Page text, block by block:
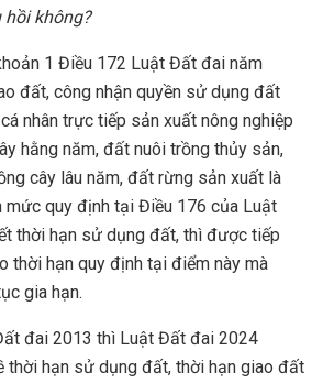
hồi không?
1 Điều 172 Luật Đất đai năm
đất, công nhận quyền sử dụng đất
nhân trực tiếp sản xuất nông nghiệp
hằng năm, đất nuôi trồng thủy sản,
cây lâu năm, đất rừng sản xuất là
mức quy định tại Điều 176 của Luật
thời hạn sử dụng đất, thì được tiếp
thời hạn quy định tại điểm này mà
gia hạn.
đai 2013 thì Luật Đất đai 2024
thời hạn sử dụng đất, thời hạn giao đất